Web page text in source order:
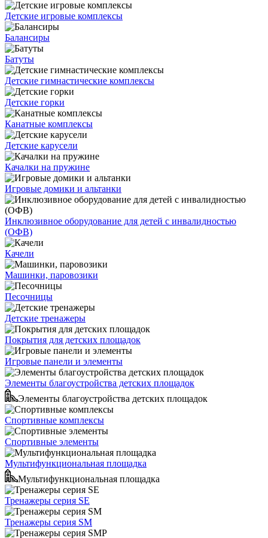
Детские игровые комплексы
Балансиры
Батуты
Детские гимнастические комплексы
Детские горки
Канатные комплексы
Детские карусели
Качалки на пружине
Игровые домики и альтанки
Инклюзивное оборудование для детей с инвалидностью
(ОФВ)
Качели
Машинки, паровозики
Песочницы
Детские тренажеры
Покрытия для детских площадок
Игровые панели и элементы
Элементы благоустройства детских площадок
Элементы благоустройства детских площадок
Спортивные комплексы
Спортивные элементы
Мультифункциональная площадка
Мультифункциональная площадка
Тренажеры серия SE
Тренажеры серия SM